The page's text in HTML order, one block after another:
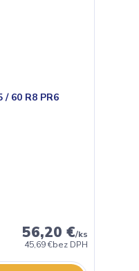
56,20 €/ks
45,69 €bez DPH